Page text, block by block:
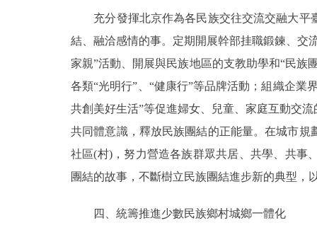
充分發揮北京作為各民族交往交流交融大平
結、融洽感情的事。定期開展幹部挂職鍛鍊、交
家親”活動、開展與民族地區的支教助學和“民族
各類“光明行”、“健康行”等品牌活動；組織企
共創美好生活”等促進婦女、兒童、家庭互動交
共同體意識，釋放民族團結的正能量。在城市
社區(村)，努力營造各族群眾共居、共學、共事
團結的故事，不斷樹立民族團結進步新的典型，
四、統籌推進少數民族鄉村城鄉一體化